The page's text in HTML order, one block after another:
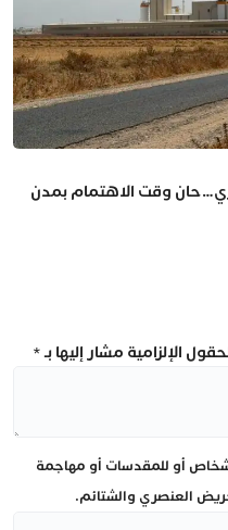
وقت الاهتمام بمدن
الإلزامية مشار إليها بـ*
أو للمقدسات أو مهاجمة
العنصري والشتائم.